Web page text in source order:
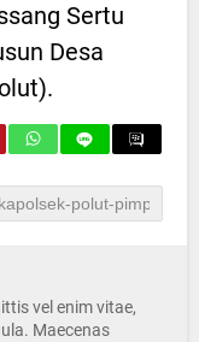
Sertu
Desa
vel enim vitae,
Maecenas